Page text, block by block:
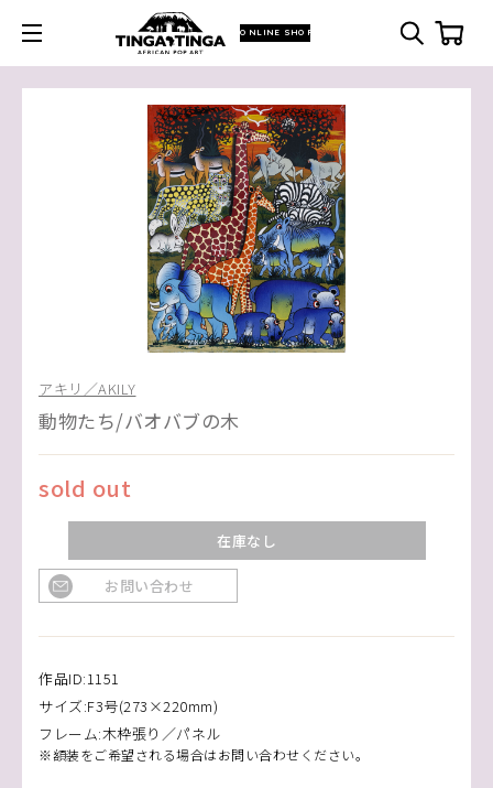
ONLINE SHOP
アキリ／AKILY
動物たち/バオバブの木
sold out
在庫なし
お問い合わせ
作品ID:1151
サイズ:F3号(273×220mm)
フレーム:木枠張り／パネル
※額装をご希望される場合はお問い合わせください。